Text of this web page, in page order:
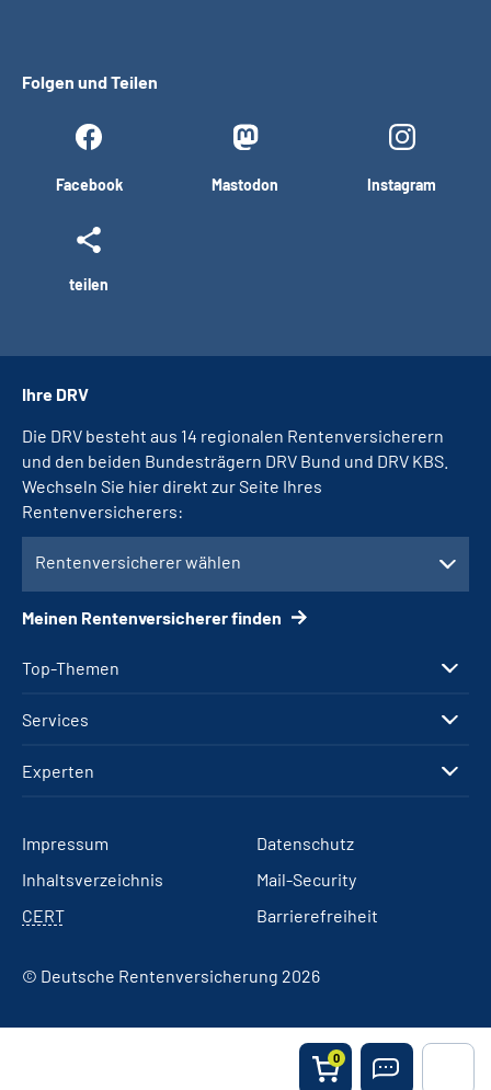
0
Folgen und Teilen
Facebook Mastodon Instagram
teilen
Top-Themen
Services
Experten
Ihre DRV
Die DRV besteht aus 14 regionalen Rentenversicherern
und den beiden Bundesträgern DRV Bund und DRV KBS.
Wechseln Sie hier direkt zur Seite Ihres
Rentenversicherers:
Rentenversicherer wählen
Meinen Rentenversicherer finden
Impressum
Datenschutz
Inhaltsverzeichnis
Mail-Security
CERT
Barrierefreiheit
© Deutsche Rentenversicherung 2026